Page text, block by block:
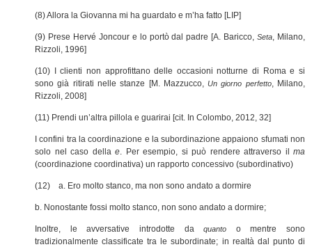
(8) Allora la Giovanna mi ha guardato e m’ha fatto [LIP]
(9) Prese Hervé Joncour e lo portò dal padre [A. Baricco,Seta, Milano,
Rizzoli, 1996]
(10) I clienti non approfittano delle occasioni notturne di Roma e si
sono già ritirati nelle stanze [M. Mazzucco,Un giorno perfetto, Milano,
Rizzoli, 2008]
(11) Prendi un’altra pillola e guarirai [cit. In Colombo, 2012, 32]
I confini tra la coordinazione e la subordinazione appaiono sfumati non
solo nel caso della e. Per esempio, si può rendere attraverso il ma
(coordinazione coordinativa) un rapporto concessivo (subordinativo)
(12) a. Ero molto stanco, ma non sono andato a dormire
b. Nonostante fossi molto stanco, non sono andato a dormire;
Inoltre, le avversative introdotte daquanto o mentre sono
tradizionalmente classificate tra le subordinate; in realtà dal punto di